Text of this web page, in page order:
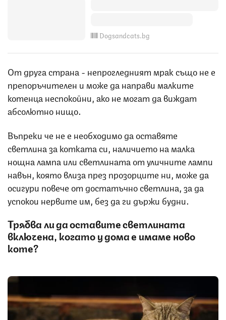
Dogsandcats.bg
От друга страна - непрогледният мрак също не е
препоръчителен и може да направи малките
котенца неспокойни, ако не могат да виждат
абсолютно нищо.
Въпреки че не е необходимо да оставяте
светлина за котката си, наличието на малка
нощна лампа или светлината от уличните лампи
навън, която влиза през прозорците ни, може да
осигури повече от достатъчно светлина, за да
успокои нервите им, без да ги държи будни.
Трябва ли да оставите светлината
включена, когато у дома е имаме ново
коте?